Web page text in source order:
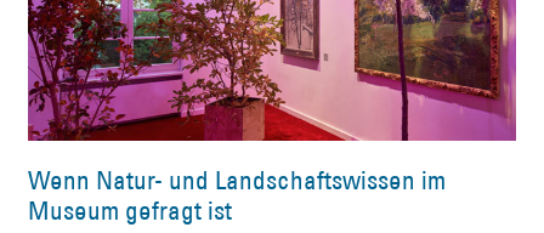
Wenn Natur- und Landschaftswissen im
Museum gefragt ist